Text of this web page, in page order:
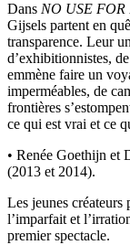
Dans NO USE
Gijsels partent en
transparence. Leur
d’exhibitionnistes,
emmène faire un
imperméables, de
frontières
ce qui est vrai et ce
• Renée Goethijn et
(2013 et 2014).
Les jeunes créateurs
l’imparfait et
premier spectacle.